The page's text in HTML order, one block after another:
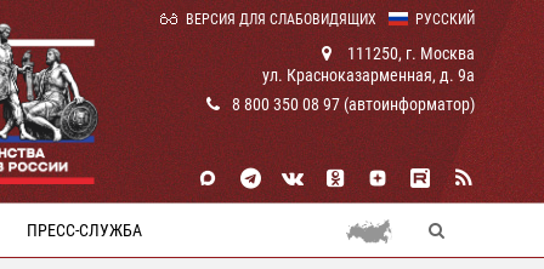
РУССКИЙ
ВЕРСИЯ ДЛЯ СЛАБОВИДЯЩИХ
111250, г. Москва
ул. Красноказарменная, д. 9а
8 800 350 08 97 (автоинформатор)
ПРЕСС-СЛУЖБА